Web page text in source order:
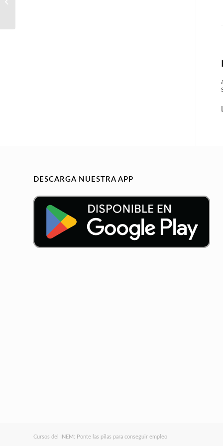
DESCARGA NUESTRA APP
Cursos del INEM: Ponte las pilas para conseguir empleo